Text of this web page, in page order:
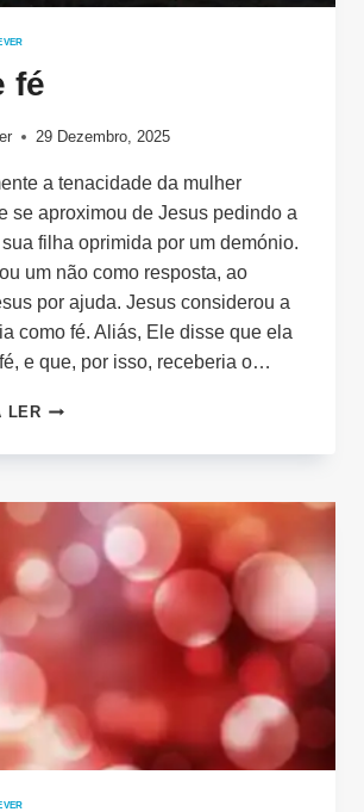
fé
29 Dezembro, 2025
a tenacidade da mulher
se aproximou de Jesus pedindo a
sua filha oprimida por um demónio.
um não como resposta, ao
por ajuda. Jesus considerou a
como fé. Aliás, Ele disse que ela
e que, por isso, receberia o…
LERGRANDE